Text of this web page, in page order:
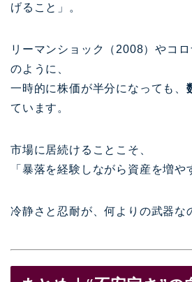
げること」。
リーマンショック（2008）やコ
のように、
一時的に株価が半分になっても、
ています。
市場に居続けることこそ、
「暴落を経験しながら資産を増や
冷静さと忍耐が、何よりの武器な